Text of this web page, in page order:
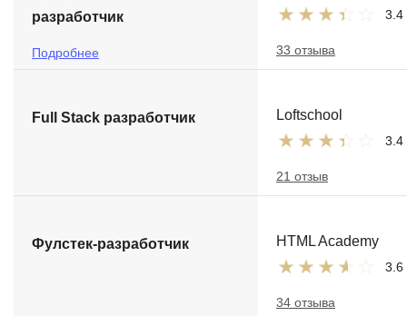
разработчик
Подробнее
3.4
33 отзыва
Full Stack разработчик Loftschool
3.4
21 отзыв
Фулстек-разработчик HTML Academy
3.6
34 отзыва